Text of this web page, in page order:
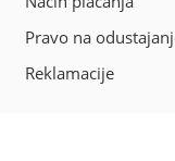
Pravo na
Reklamacije